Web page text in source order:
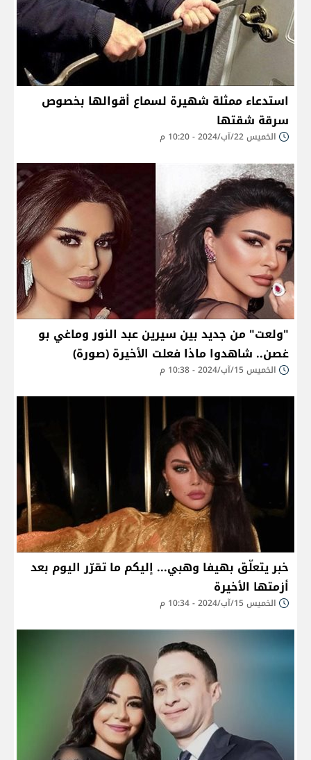
استدعاء ممثلة شهيرة لسماع أقوالها بخصوص
سرقة شقتها
الخميس 22/آب/2024 - 10:20 م
"ولعت" من جديد بين سيرين عبد النور وماغي بو
غصن.. شاهدوا ماذا فعلت الأخيرة (صورة)
الخميس 15/آب/2024 - 10:38 م
خبر يتعلّق بهيفا وهبي... إليكم ما تقرّر اليوم بعد
أزمتها الأخيرة
الخميس 15/آب/2024 - 10:34 م